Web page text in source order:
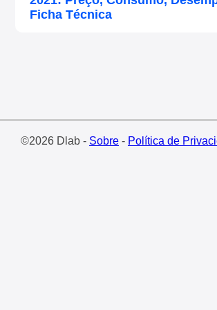
Ficha Técnica
©2026 Dlab - Sobre- Política de